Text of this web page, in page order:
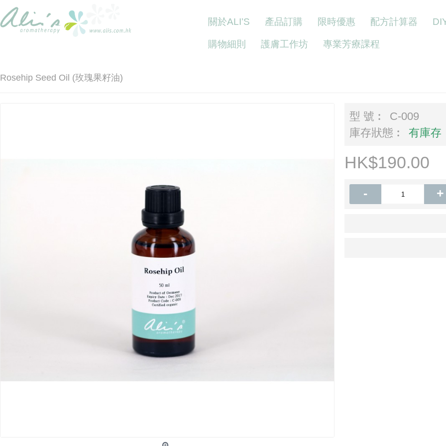
關於ALI’S 產品訂購 限時優惠 配方計算器
購物細則 護膚工作坊 專業芳療課程
Rosehip Seed Oil (玫瑰果籽油)
型 號︰
C-009
庫存狀態︰
有庫存
HK$190.00
- +